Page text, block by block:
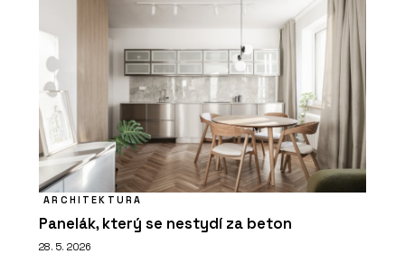
ARCHITEKTURA
Panelák, který se nestydí za beton
28. 5. 2026